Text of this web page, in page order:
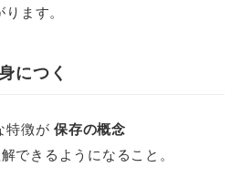
ます。
につく
特徴が保存の概念
できるようになること。